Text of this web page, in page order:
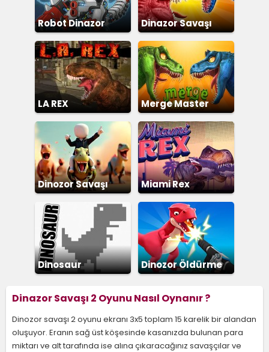
Robot Dinazor Dinazor Savaşı
LA REX Merge Master
Dinozor Savaşı Miami Rex
Dinosaur Dinozor Öldürme
Dinazor Savaşı 2 Oyunu Nasıl Oynanır ?
Dinozor savaşı 2 oyunu ekranı 3x5 toplam 15 karelik bir alandan
oluşuyor. Eranın sağ üst köşesinde kasanızda bulunan para
miktarı ve alt tarafında ise alına çıkaracağınız savaşçılar ve